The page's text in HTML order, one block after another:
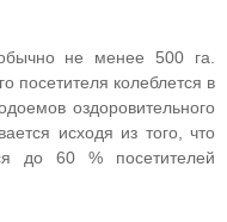
не менее 500 га.
посетителя колеблется в
оздоровительного
исходя из того, что
до 60 % посетителей